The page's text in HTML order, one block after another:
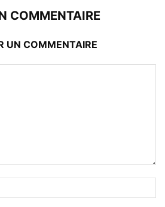
COMMENTAIRE
UN COMMENTAIRE